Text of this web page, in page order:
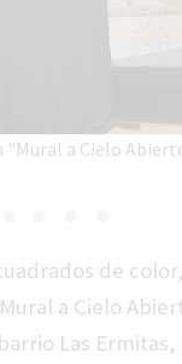
"Mural a Cielo
de
a Cielo
Las